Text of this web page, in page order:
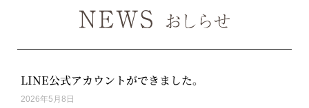
LINE公式アカウントができました。
2026年5月8日